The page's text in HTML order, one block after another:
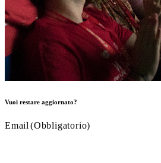
Vuoi restare aggiornato?
Email (Obbligatorio)